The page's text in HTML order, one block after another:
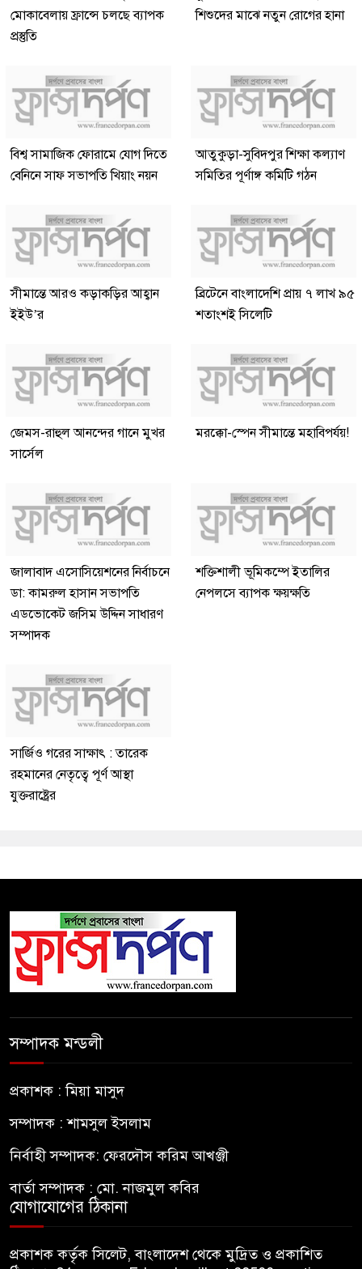
মোকাবেলায় ফ্রান্সে চলছে ব্যাপক
প্রস্তুতি
শিশুদের মাঝে নতুন রোগের হানা
বিশ্ব সামাজিক ফোরামে যোগ দিতে
বেনিনে সাফ সভাপতি খিয়াং নয়ন
আতুকুড়া-সুবিদপুর শিক্ষা কল্যাণ
সমিতির পূর্ণাঙ্গ কমিটি গঠন
সীমান্তে আরও কড়াকড়ির আহ্বান
ইইউ’র
ব্রিটেনে বাংলাদেশি প্রায় ৭ লাখ ৯৫
শতাংশই সিলেটি
জেমস-রাহুল আনন্দের গানে মুখর
সার্সেল
মরক্কো-স্পেন সীমান্তে মহাবিপর্যয়!
জালাবাদ এসোসিয়েশনের নির্বাচনে
ডা: কামরুল হাসান সভাপতি
এডভোকেট জসিম উদ্দিন সাধারণ
সম্পাদক
শক্তিশালী ভূমিকম্পে ইতালির
নেপলসে ব্যাপক ক্ষয়ক্ষতি
সার্জিও গরের সাক্ষাৎ : তারেক
রহমানের নেতৃত্বে পূর্ণ আস্থা
যুক্তরাষ্ট্রের
সম্পাদক মন্ডলী
প্রকাশক : মিয়া মাসুদ
সম্পাদক : শামসুল ইসলাম
নির্বাহী সম্পাদক: ফেরদৌস করিম আখঞ্জী
বার্তা সম্পাদক : মো. নাজমুল কবির
যোগাযোগের ঠিকানা
প্রকাশক কর্তৃক সিলেট, বাংলাদেশ থেকে মুদ্রিত ও প্রকাশিত